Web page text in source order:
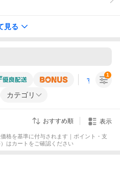
見る
すべての条
カテゴリ
1
おすすめ順 表示
格を基準に付与されます｜ポイント・支
はカートをご確認ください